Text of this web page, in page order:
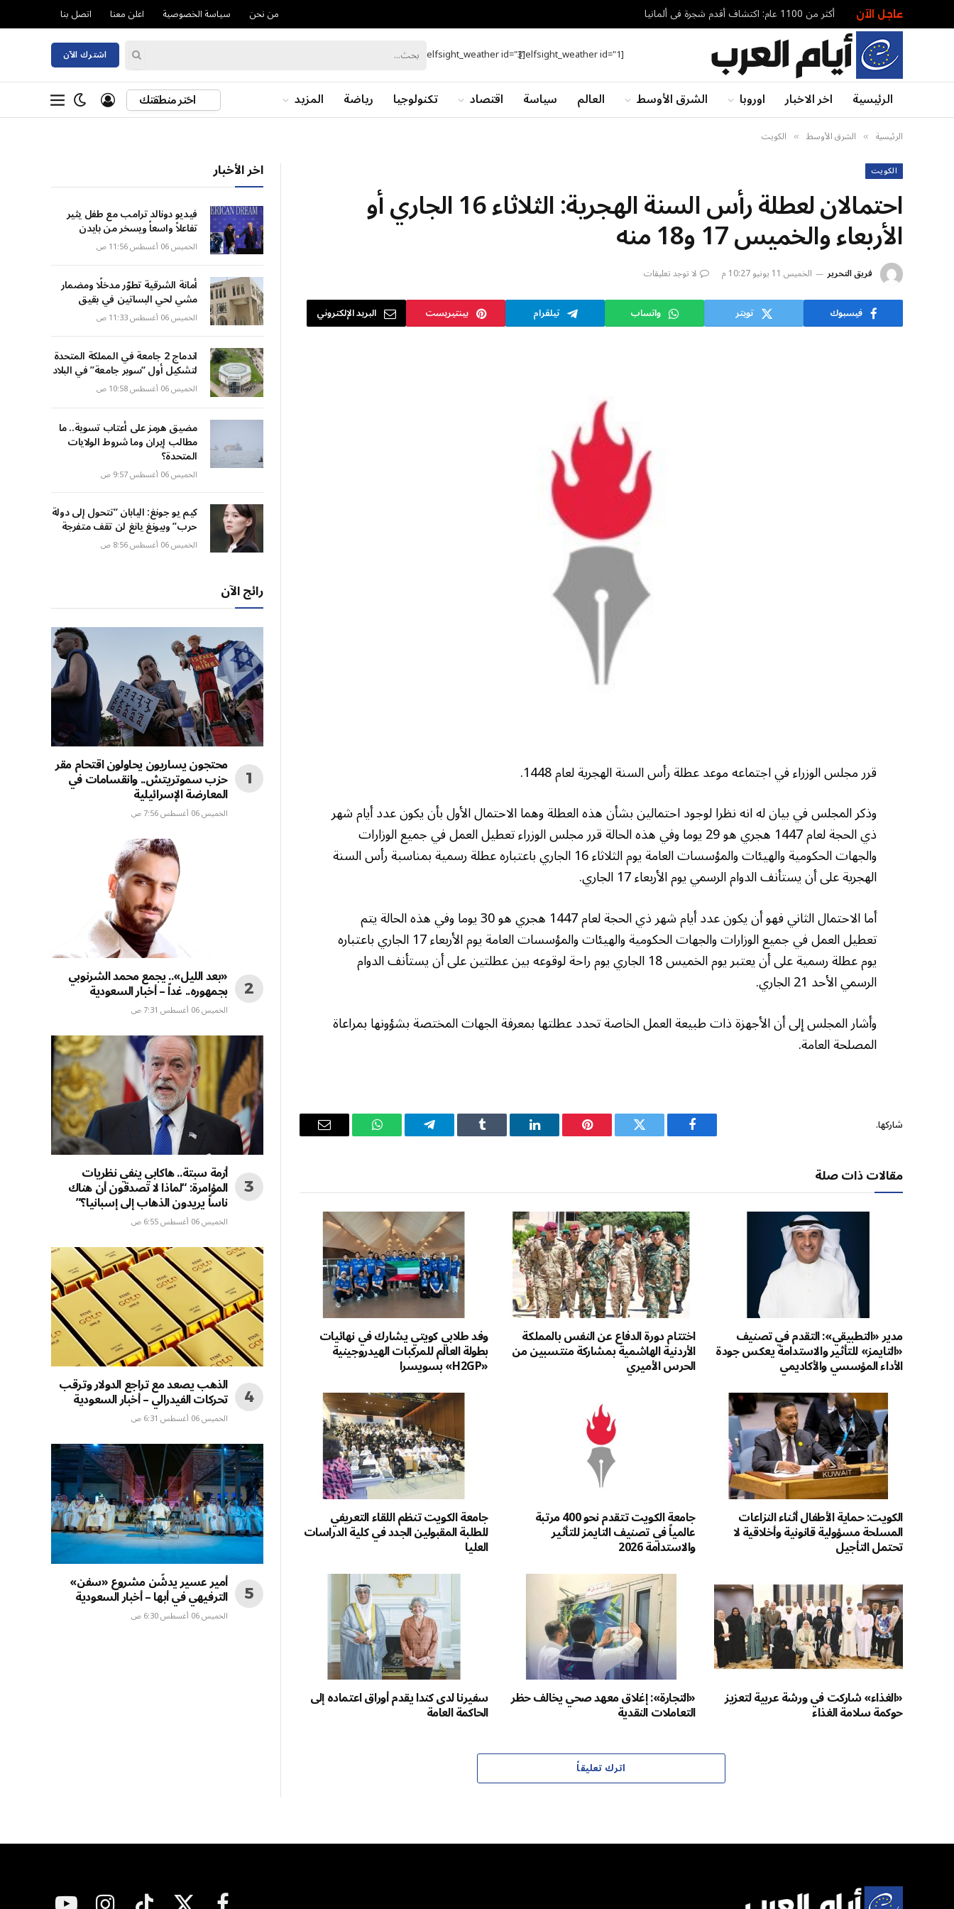
عاجل الآن أكثر من 1100 عام: اكتشاف أقدم شجرة في ألمانيا من نحن سياسة الخصوصية اعلن معنا اتصل بنا
[elfsight_weather id="1"]
[elfsight_weather id="3"] اشترك الآن
الرئيسية اخر الاخبار اوروبا الشرق الأوسط العالم سياسة اقتصاد تكنولوجيا رياضة المزيد اختر منطقتك
الرئيسية » الشرق الأوسط » الكويت
الكويت
احتمالان لعطلة رأس السنة الهجرية: الثلاثاء 16 الجاري أو
الأربعاء والخميس 17 و18 منه
فريق التحرير الخميس 11 يونيو 10:27 م لا توجد تعليقات
فيسبوك تويتر واتساب تيلقرام بينتيريست البريد الإلكتروني
قرر مجلس الوزراء في اجتماعه موعد عطلة رأس السنة الهجرية لعام 1448.
وذكر المجلس في بيان له انه نظرا لوجود احتمالين بشأن هذه العطلة وهما الاحتمال الأول بأن يكون عدد أيام شهر
ذي الحجة لعام 1447 هجري هو 29 يوما وفي هذه الحالة قرر مجلس الوزراء تعطيل العمل في جميع الوزارات
والجهات الحكومية والهيئات والمؤسسات العامة يوم الثلاثاء 16 الجاري باعتباره عطلة رسمية بمناسبة رأس السنة
الهجرية على أن يستأنف الدوام الرسمي يوم الأربعاء 17 الجاري.
أما الاحتمال الثاني فهو أن يكون عدد أيام شهر ذي الحجة لعام 1447 هجري هو 30 يوما وفي هذه الحالة يتم
تعطيل العمل في جميع الوزارات والجهات الحكومية والهيئات والمؤسسات العامة يوم الأربعاء 17 الجاري باعتباره
يوم عطلة رسمية على أن يعتبر يوم الخميس 18 الجاري يوم راحة لوقوعه بين عطلتين على أن يستأنف الدوام
الرسمي الأحد 21 الجاري.
وأشار المجلس إلى أن الأجهزة ذات طبيعة العمل الخاصة تحدد عطلتها بمعرفة الجهات المختصة بشؤونها بمراعاة
المصلحة العامة.
شاركها.
فيسبوك تويتر بينتيريستلينكدإن Tumblr تيلقرام واتساب
البريد
مقالات ذات صلة
مدير «التطبيقي»: التقدم في تصنيف
«التايمز» للتأثير والاستدامة يعكس جودة
الأداء المؤسسي والأكاديمي
اختتام دورة الدفاع عن النفس بالمملكة
الأردنية الهاشمية بمشاركة منتسبين من
الحرس الأميري
وفد طلابي كويتي يشارك في نهائيات
بطولة العالم للمركبات الهيدروجينية
«H2GP» بسويسرا
الكويت: حماية الأطفال أثناء النزاعات
المسلحة مسؤولية قانونية وأخلاقية لا
تحتمل التأجيل
جامعة الكويت تتقدم نحو 400 مرتبة
عالمياً في تصنيف التايمز للتأثير
والاستدامة 2026
جامعة الكويت تنظم اللقاء التعريفي
للطلبة المقبولين الجدد في كلية الدراسات
العليا
«الغذاء» شاركت في ورشة عربية لتعزيز
حوكمة سلامة الغذاء
«التجارة»: إغلاق معهد صحي يخالف حظر
التعاملات النقدية
سفيرنا لدى كندا يقدم أوراق اعتماده إلى
الحاكمة العامة
اترك تعليقاً
اخر الأخبار
فيديو دونالد ترامب مع طفل يثير
تفاعلاً واسعاً ويسخر من بايدن
الخميس 06 أغسطس 11:56 ص
أمانة الشرقية تطوّر مدخلًا ومضمار
مشي لحي البساتين في بقيق
الخميس 06 أغسطس 11:33 ص
اندماج 2 جامعة في المملكة المتحدة
لتشكيل أول “سوبر جامعة” في البلاد
الخميس 06 أغسطس 10:58 ص
مضيق هرمز على أعتاب تسوية.. ما
مطالب إيران وما شروط الولايات
المتحدة؟
الخميس 06 أغسطس 9:57 ص
كيم يو جونغ: اليابان “تتحول إلى دولة
حرب” وبيونغ يانغ لن تقف متفرجة
الخميس 06 أغسطس 8:56 ص
رائج الآن
محتجون يساريون يحاولون اقتحام مقر
حزب سموتريتش.. وانقسامات في
المعارضة الإسرائيلية
الخميس 06 أغسطس 7:56 ص
«بعد الليل».. يجمع محمد الشرنوبي
بجمهوره.. غداً – أخبار السعودية
الخميس 06 أغسطس 7:31 ص
أزمة سبتة.. هاكابي ينفي نظريات
المؤامرة: “لماذا لا تصدقون أن هناك
ناساً يريدون الذهاب إلى إسبانيا؟”
الخميس 06 أغسطس 6:55 ص
الذهب يصعد مع تراجع الدولار وترقب
تحركات الفيدرالي – أخبار السعودية
الخميس 06 أغسطس 6:31 ص
أمير عسير يدشّن مشروع «سفن»
الترفيهي في أبها – أخبار السعودية
الخميس 06 أغسطس 6:30 ص